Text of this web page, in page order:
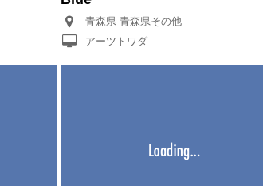
青森県 青森県その他
アーツトワダ